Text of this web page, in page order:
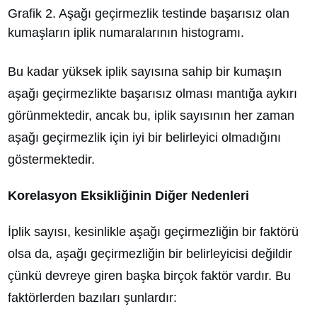
Grafik 2. Aşağı geçirmezlik testinde başarısız olan
kumaşların iplik numaralarının histogramı.
Bu kadar yüksek iplik sayısına sahip bir kumaşın
aşağı geçirmezlikte başarısız olması mantığa aykırı
görünmektedir, ancak bu, iplik sayısının her zaman
aşağı geçirmezlik için iyi bir belirleyici olmadığını
göstermektedir.
Korelasyon Eksikliğinin Diğer Nedenleri
İplik sayısı, kesinlikle aşağı geçirmezliğin bir faktörü
olsa da, aşağı geçirmezliğin bir belirleyicisi değildir
çünkü devreye giren başka birçok faktör vardır. Bu
faktörlerden bazıları şunlardır: